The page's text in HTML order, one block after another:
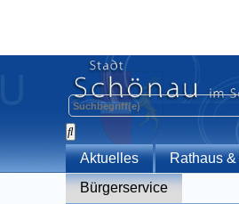
Aktuelles
Rathaus
Bürgerservice